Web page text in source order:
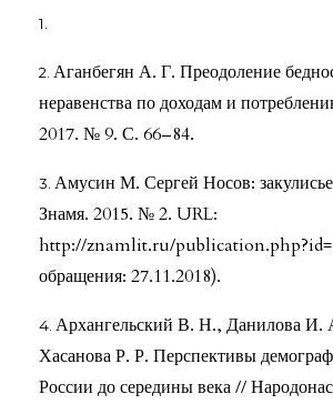
Аганбегян А. Г. Преодоление
неравенства по доходам и
2017. № 9. С. 66–84.
Амусин М. Сергей Носов: закулисье
Знамя. 2015. № 2. URL:
http://znamlit.ru/
обращения: 27.11.2018).
Архангельский В. Н., Данилова
Хасанова Р. Р. Перспективы
России до середины века //